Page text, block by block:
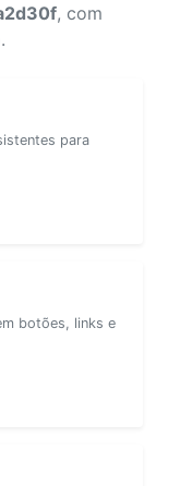
, com
para
botões, links e